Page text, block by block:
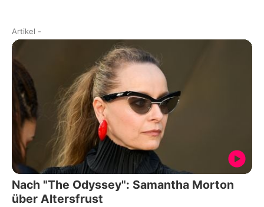
Artikel -
Nach "The Odyssey": Samantha Morton
über Altersfrust